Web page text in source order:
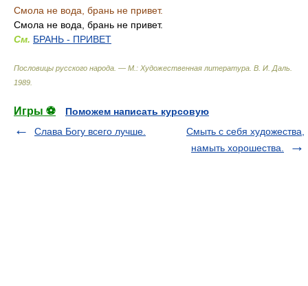
Смола не вода, брань не привет.
Смола не вода, брань не привет.
См. БРАНЬ - ПРИВЕТ
Пословицы русского народа. — М.: Художественная литература В. И. Даль
1989
Игры ⚽
Поможем написать курсовую
Слава Богу всего лучше.
Смыть с себя художества,
намыть хорошества.